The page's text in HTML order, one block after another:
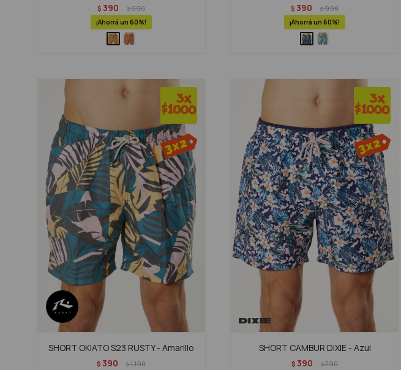
$ 390 $990
60
$ 390 $990
60
SHORT OKIATO S23 RUSTY - Amarillo
$ 390 $1.190
SHORT CAMBUR DIXIE - Azul
$ 390 $790